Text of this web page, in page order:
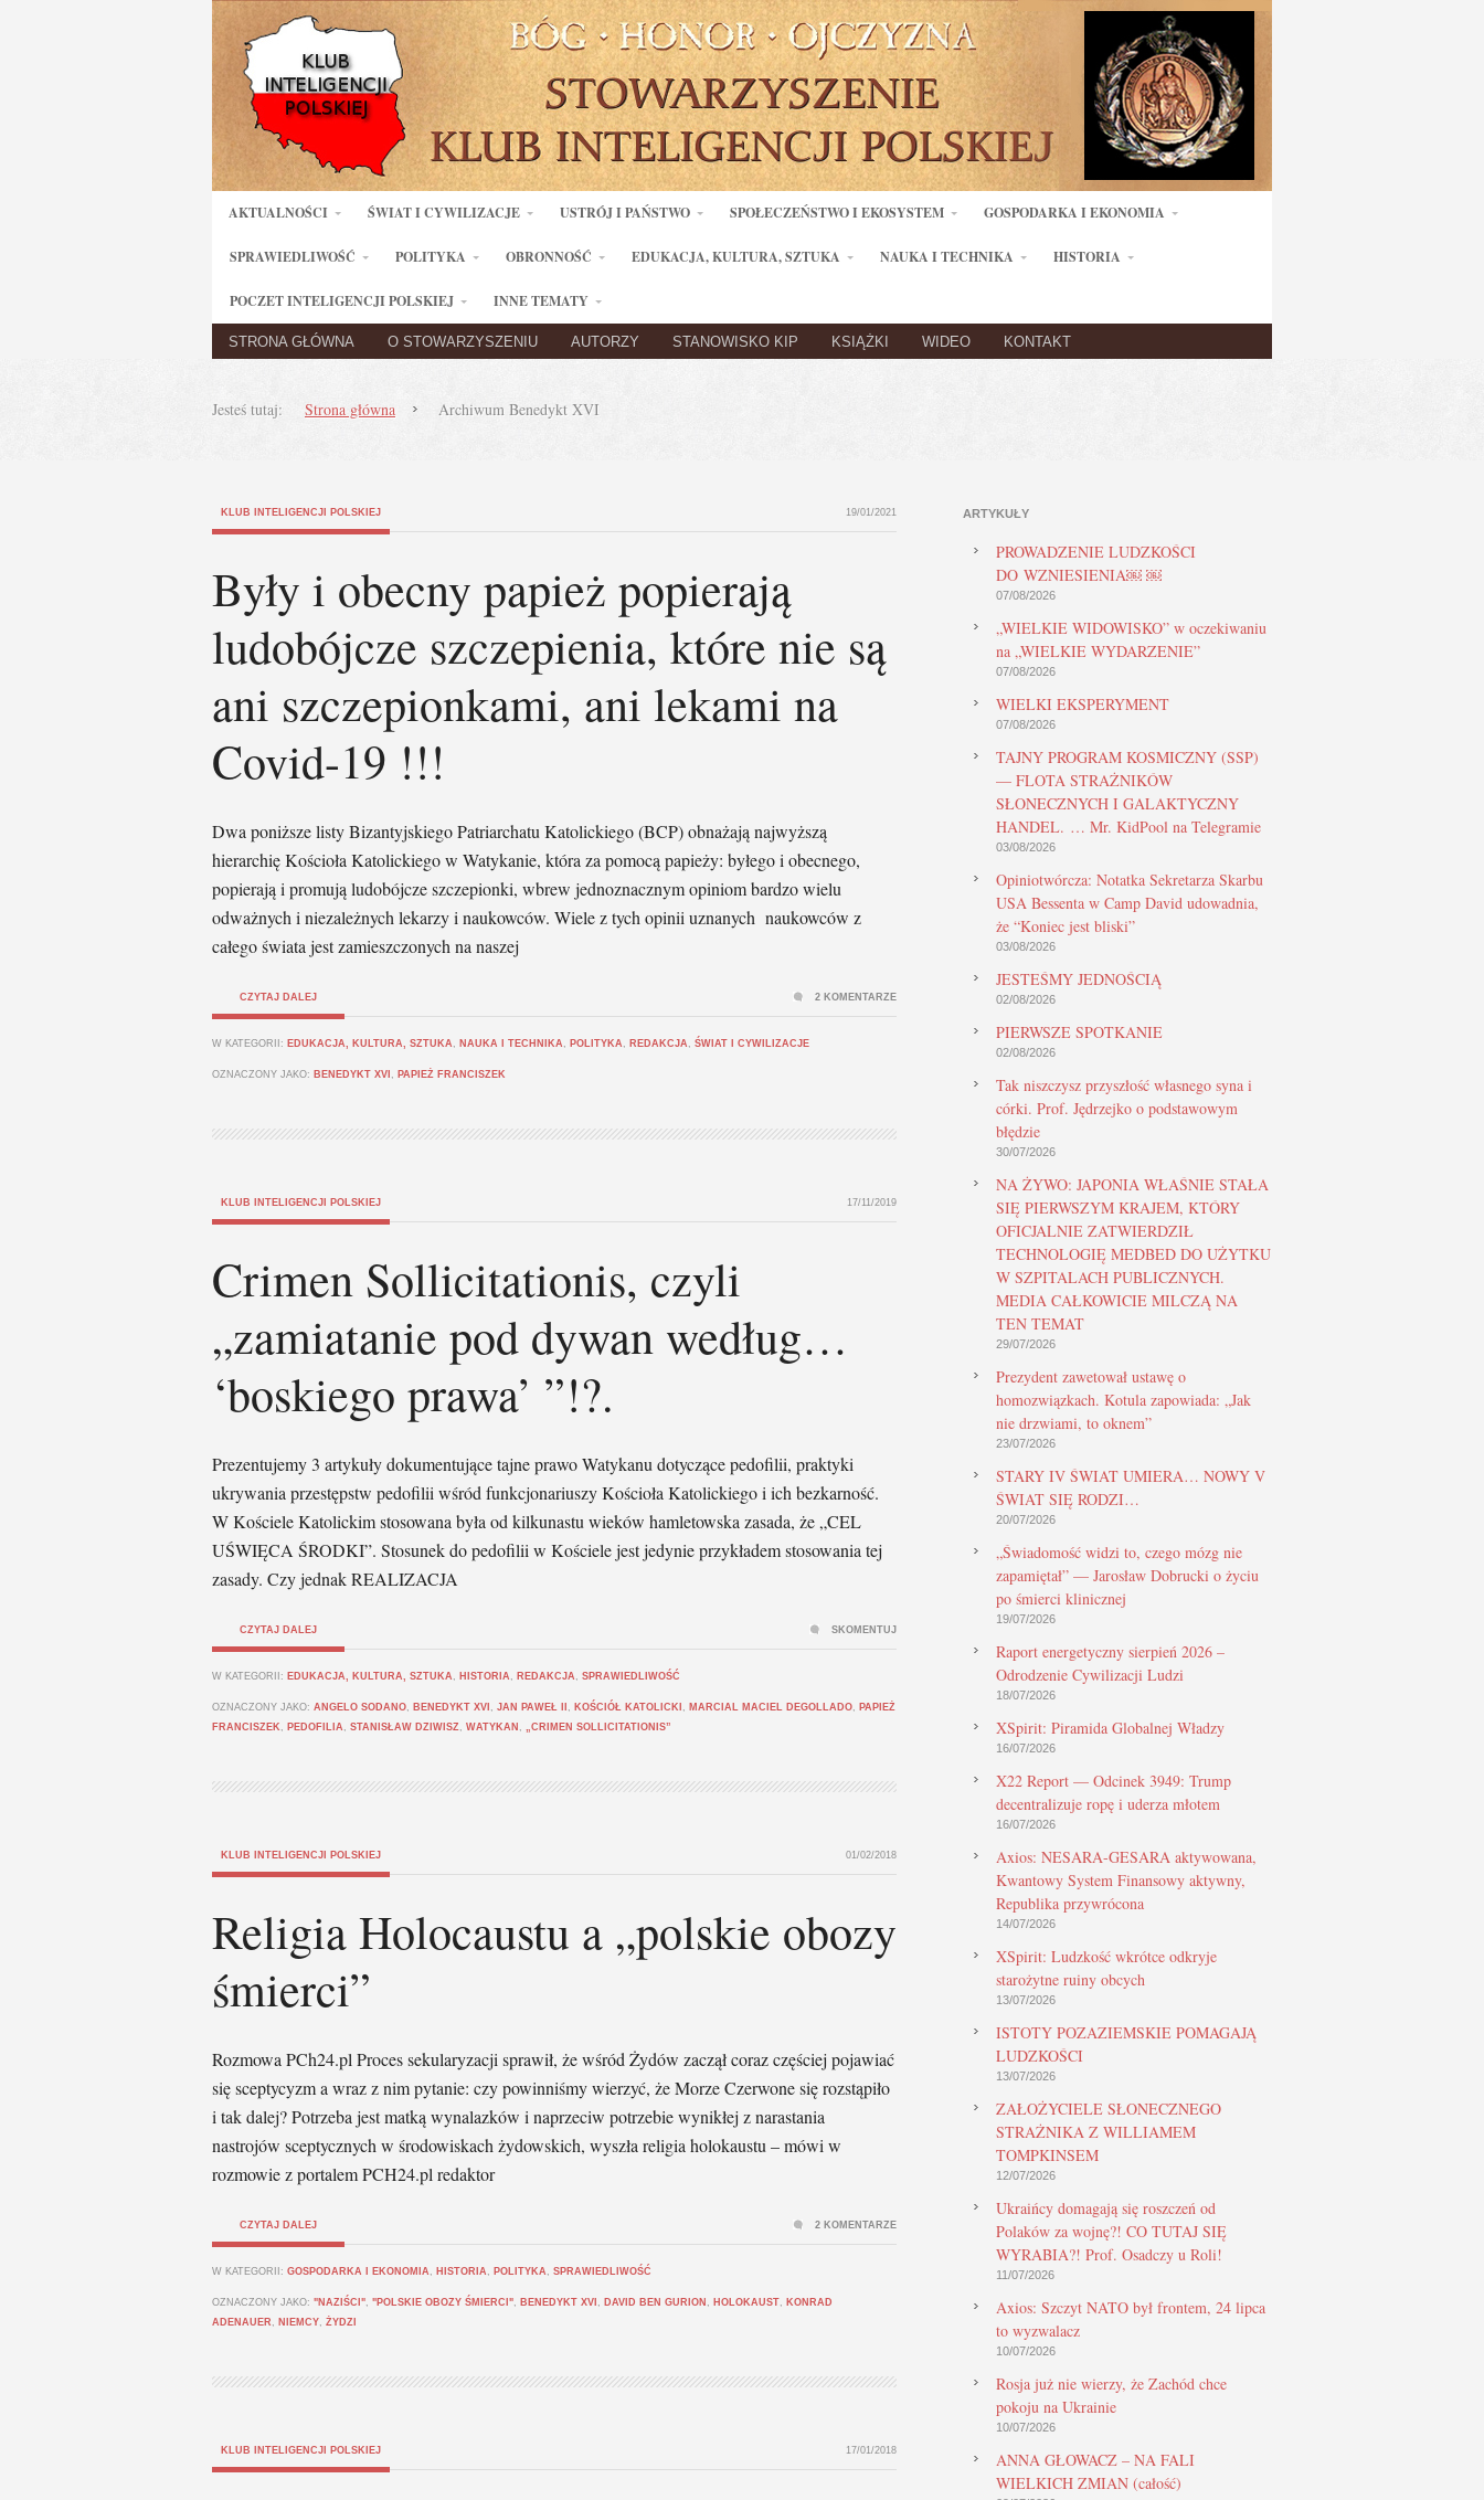
AKTUALNOŚCI ŚWIAT I CYWILIZACJE USTRÓJ I PAŃSTWO SPOŁECZEŃSTWO I EKOSYSTEM GOSPODARKA I EKONOMIA
SPRAWIEDLIWOŚĆ POLITYKA OBRONNOŚĆ EDUKACJA, KULTURA, SZTUKA NAUKA I TECHNIKA HISTORIA
POCZET INTELIGENCJI POLSKIEJ INNE TEMATY
STRONA GŁÓWNA O STOWARZYSZENIU AUTORZY STANOWISKO KIP KSIĄŻKI WIDEO KONTAKT
Jesteś tutaj: Strona główna Archiwum Benedykt XVI
KLUB INTELIGENCJI POLSKIEJ 19/01/2021
Były i obecny papież popierają
ludobójcze szczepienia, które nie są
ani szczepionkami, ani lekami na
Covid-19 !!!
Dwa poniższe listy Bizantyjskiego Patriarchatu Katolickiego (BCP) obnażają najwyższą
hierarchię Kościoła Katolickiego w Watykanie, która za pomocą papieży: byłego i obecnego,
popierają i promują ludobójcze szczepionki, wbrew jednoznacznym opiniom bardzo wielu
odważnych i niezależnych lekarzy i naukowców. Wiele z tych opinii uznanych naukowców z
całego świata jest zamieszczonych na naszej
CZYTAJ DALEJ
W KATEGORII: EDUKACJA, KULTURA, SZTUKA , NAUKA I TECHNIKA , POLITYKA , REDAKCJA , ŚWIAT I CYWILIZACJE
OZNACZONY JAKO: BENEDYKT XVI , PAPIEŻ FRANCISZEK
2 KOMENTARZE
KLUB INTELIGENCJI POLSKIEJ 17/11/2019
Crimen Sollicitationis, czyli
„zamiatanie pod dywan według…
‘boskiego prawa’ ”!?.
Prezentujemy 3 artykuły dokumentujące tajne prawo Watykanu dotyczące pedofilii, praktyki
ukrywania przestępstw pedofilii wśród funkcjonariuszy Kościoła Katolickiego i ich bezkarność.
W Kościele Katolickim stosowana była od kilkunastu wieków hamletowska zasada, że „CEL
UŚWIĘCA ŚRODKI”. Stosunek do pedofilii w Kościele jest jedynie przykładem stosowania tej
zasady. Czy jednak REALIZACJA
CZYTAJ DALEJ
W KATEGORII: EDUKACJA, KULTURA, SZTUKA , HISTORIA , REDAKCJA , SPRAWIEDLIWOŚĆ
OZNACZONY JAKO: ANGELO SODANO, BENEDYKT XVI , JAN PAWEŁ II , KOŚCIÓŁ KATOLICKI , MARCIAL MACIEL DEGOLLADO, PAPIEŻ
FRANCISZEK , PEDOFILIA , STANISŁAW DZIWISZ, WATYKAN , „CRIMEN SOLLICITATIONIS”
SKOMENTUJ
KLUB INTELIGENCJI POLSKIEJ 01/02/2018
Religia Holocaustu a „polskie obozy
śmierci”
Rozmowa PCh24.pl Proces sekularyzacji sprawił, że wśród Żydów zaczął coraz częściej pojawiać
się sceptycyzm a wraz z nim pytanie: czy powinniśmy wierzyć, że Morze Czerwone się rozstąpiło
i tak dalej? Potrzeba jest matką wynalazków i naprzeciw potrzebie wynikłej z narastania
nastrojów sceptycznych w środowiskach żydowskich, wyszła religia holokaustu – mówi w
rozmowie z portalem PCH24.pl redaktor
CZYTAJ DALEJ
W KATEGORII: GOSPODARKA I EKONOMIA , HISTORIA , POLITYKA , SPRAWIEDLIWOŚĆ
OZNACZONY JAKO: "NAZIŚCI", "POLSKIE OBOZY ŚMIERCI", BENEDYKT XVI , DAVID BEN GURION , HOLOKAUST, KONRAD
ADENAUER , NIEMCY, ŻYDZI
2 KOMENTARZE
KLUB INTELIGENCJI POLSKIEJ 17/01/2018
ARTYKUŁY
PROWADZENIE LUDZKOŚCI
DO WZNIESIENIA￼ ￼
07/08/2026
„WIELKIE WIDOWISKO” w oczekiwaniu
na „WIELKIE WYDARZENIE”
07/08/2026
WIELKI EKSPERYMENT
07/08/2026
TAJNY PROGRAM KOSMICZNY (SSP)
— FLOTA STRAŻNIKÓW
SŁONECZNYCH I GALAKTYCZNY
HANDEL. … Mr. KidPool na Telegramie
03/08/2026
Opiniotwórcza: Notatka Sekretarza Skarbu
USA Bessenta w Camp David udowadnia,
że “Koniec jest bliski”
03/08/2026
JESTEŚMY JEDNOŚCIĄ
02/08/2026
PIERWSZE SPOTKANIE
02/08/2026
Tak niszczysz przyszłość własnego syna i
córki. Prof. Jędrzejko o podstawowym
błędzie
30/07/2026
NA ŻYWO: JAPONIA WŁAŚNIE STAŁA
SIĘ PIERWSZYM KRAJEM, KTÓRY
OFICJALNIE ZATWIERDZIŁ
TECHNOLOGIĘ MEDBED DO UŻYTKU
W SZPITALACH PUBLICZNYCH.
MEDIA CAŁKOWICIE MILCZĄ NA
TEN TEMAT
29/07/2026
Prezydent zawetował ustawę o
homozwiązkach. Kotula zapowiada: „Jak
nie drzwiami, to oknem”
23/07/2026
STARY IV ŚWIAT UMIERA… NOWY V
ŚWIAT SIĘ RODZI…
20/07/2026
„Świadomość widzi to, czego mózg nie
zapamiętał” — Jarosław Dobrucki o życiu
po śmierci klinicznej
19/07/2026
Raport energetyczny sierpień 2026 –
Odrodzenie Cywilizacji Ludzi
18/07/2026
XSpirit: Piramida Globalnej Władzy
16/07/2026
X22 Report — Odcinek 3949: Trump
decentralizuje ropę i uderza młotem
16/07/2026
Axios: NESARA-GESARA aktywowana,
Kwantowy System Finansowy aktywny,
Republika przywrócona
14/07/2026
XSpirit: Ludzkość wkrótce odkryje
starożytne ruiny obcych
13/07/2026
ISTOTY POZAZIEMSKIE POMAGAJĄ
LUDZKOŚCI
13/07/2026
ZAŁOŻYCIELE SŁONECZNEGO
STRAŻNIKA Z WILLIAMEM
TOMPKINSEM
12/07/2026
Ukraińcy domagają się roszczeń od
Polaków za wojnę?! CO TUTAJ SIĘ
WYRABIA?! Prof. Osadczy u Roli!
11/07/2026
Axios: Szczyt NATO był frontem, 24 lipca
to wyzwalacz
10/07/2026
Rosja już nie wierzy, że Zachód chce
pokoju na Ukrainie
10/07/2026
ANNA GŁOWACZ – NA FALI
WIELKICH ZMIAN (całość)